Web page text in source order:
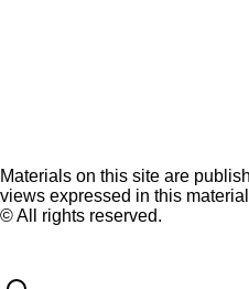
Materials on this site are
views expressed in this
© All rights reserved.